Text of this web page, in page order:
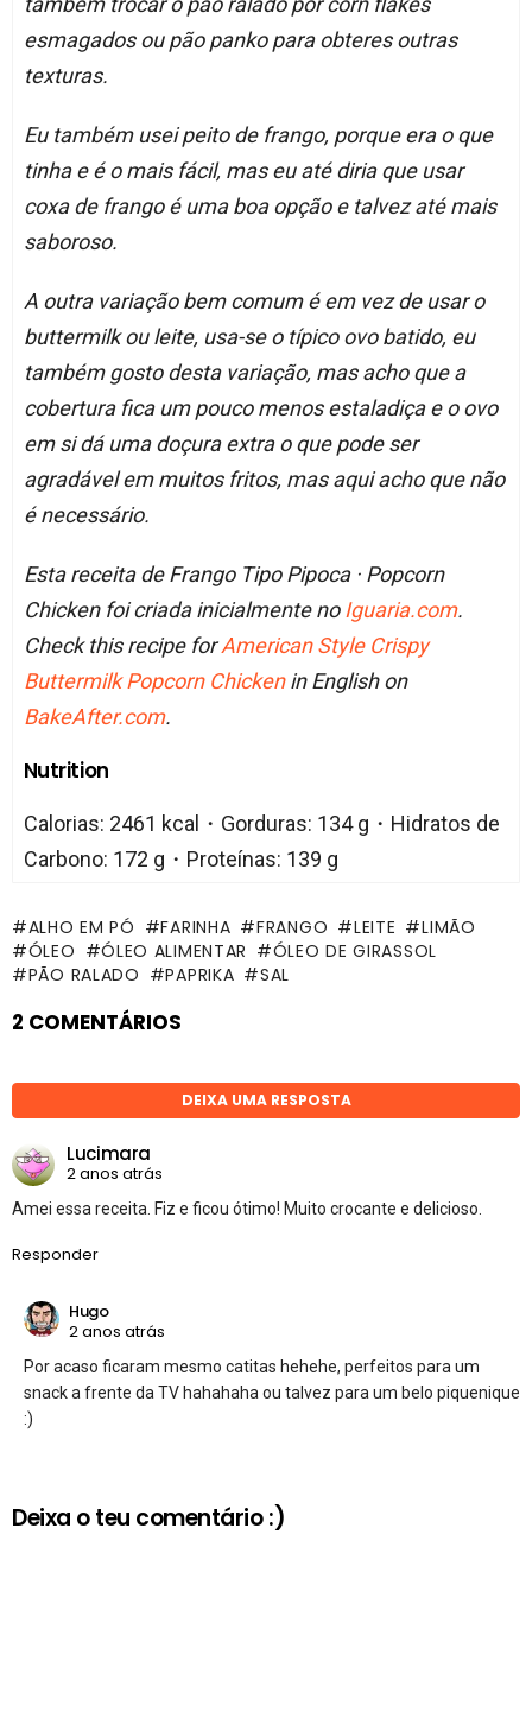
esmagados ou pão panko para obteres outras
texturas.
Eu também usei peito de frango, porque era o que
tinha e é o mais fácil, mas eu até diria que usar
coxa de frango é uma boa opção e talvez até mais
saboroso.
A outra variação bem comum é em vez de usar o
buttermilk ou leite, usa-se o típico ovo batido, eu
também gosto desta variação, mas acho que a
cobertura fica um pouco menos estaladiça e o ovo
em si dá uma doçura extra o que pode ser
agradável em muitos fritos, mas aqui acho que não
é necessário.
Esta receita de Frango Tipo Pipoca · Popcorn
Chicken foi criada inicialmente no Iguaria.com.
Check this recipe forAmerican Style Crispy
Buttermilk Popcorn Chickenin English on
BakeAfter.com.
Nutrition
Calorias: 2461 kcal・Gorduras: 134 g・Hidratos de
Carbono: 172 g・Proteínas: 139 g
ALHO EM PÓ FARINHA FRANGO LEITE
LIMÃO
ÓLEO
ÓLEO ALIMENTAR
ÓLEO DE GIRASSOL
PÃO RALADO
PAPRIKA SAL
2 COMENTÁRIOS
DEIXA UMA RESPOSTA
Lucimara
2 anos atrás
Amei essa receita. Fiz e ficou ótimo! Muito crocante e delicioso.
Responder
Hugo
2 anos atrás
Por acaso ficaram mesmo catitas hehehe, perfeitos para um
snack a frente da TV hahahaha ou talvez para um belo piquenique
:)
Deixa o teu comentário :)